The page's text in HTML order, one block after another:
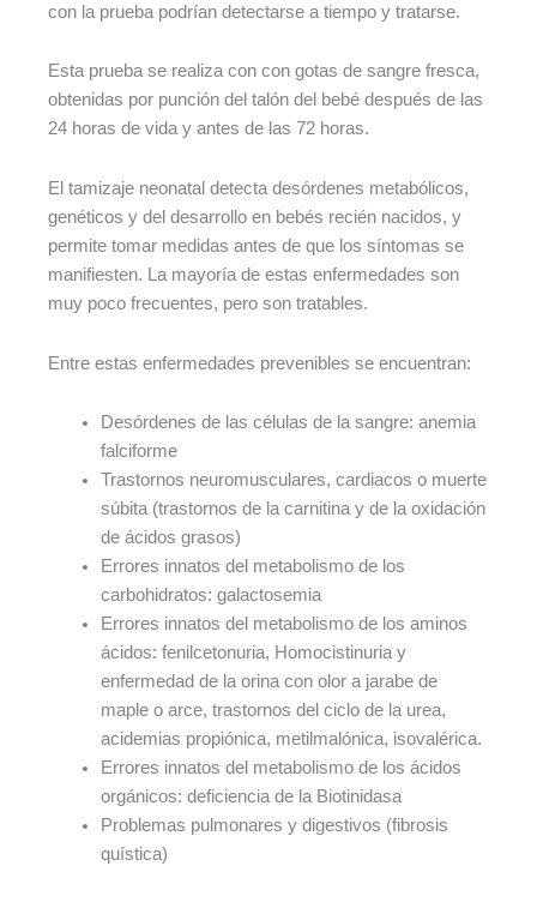
con la prueba podrían detectarse a tiempo y tratarse.
Esta prueba se realiza con con gotas de sangre fresca,
obtenidas por punción del talón del bebé después de las
24 horas de vida y antes de las 72 horas.
El tamizaje neonatal detecta desórdenes metabólicos,
genéticos y del desarrollo en bebés recién nacidos, y
permite tomar medidas antes de que los síntomas se
manifiesten. La mayoría de estas enfermedades son
muy poco frecuentes, pero son tratables.
Entre estas enfermedades prevenibles se encuentran:
Desórdenes de las células de la sangre: anemia
falciforme
Trastornos neuromusculares, cardiacos o muerte
súbita (trastornos de la carnitina y de la oxidación
de ácidos grasos)
Errores innatos del metabolismo de los
carbohidratos: galactosemia
Errores innatos del metabolismo de los aminos
ácidos: fenilcetonuria, Homocistinuria y
enfermedad de la orina con olor a jarabe de
maple o arce, trastornos del ciclo de la urea,
acidemias propiónica, metilmalónica, isovalérica.
Errores innatos del metabolismo de los ácidos
orgánicos: deficiencia de la Biotinidasa
Problemas pulmonares y digestivos (fibrosis
quística)